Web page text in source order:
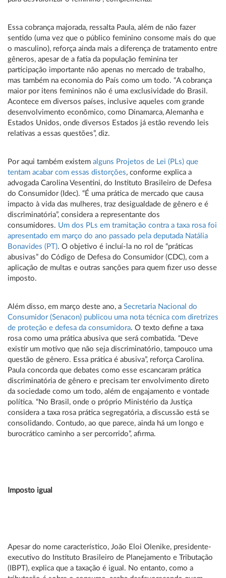
Essa cobrança majorada, ressalta Paula, além de não fazer
sentido (uma vez que o público feminino consome mais do que
o masculino), reforça ainda mais a diferença de tratamento entre
gêneros, apesar de a fatia da população feminina ter
participação importante não apenas no mercado de trabalho,
mas também na economia do País como um todo. “A cobrança
maior por itens femininos não é uma exclusividade do Brasil.
Acontece em diversos países, inclusive aqueles com grande
desenvolvimento econômico, como Dinamarca, Alemanha e
Estados Unidos, onde diversos Estados já estão revendo leis
relativas a essas questões”, diz.
Por aqui também existem alguns Projetos de Lei (PLs) que
tentam acabar com essas distorções, conforme explica a
advogada Carolina Vesentini, do Instituto Brasileiro de Defesa
do Consumidor (Idec). “É uma prática de mercado que causa
impacto à vida das mulheres, traz desigualdade de gênero e é
discriminatória”, considera a representante dos
consumidores. Um dos PLs em tramitação contra a taxa rosa foi
apresentado em março do ano passado pela deputada Natália
Bonavides (PT). O objetivo é incluí-la no rol de “práticas
abusivas” do Código de Defesa do Consumidor (CDC), com a
aplicação de multas e outras sanções para quem fizer uso desse
imposto.
Além disso, em março deste ano, a Secretaria Nacional do
Consumidor (Senacon) publicou uma nota técnica com diretrizes
de proteção e defesa da consumidora. O texto define a taxa
rosa como uma prática abusiva que será combatida. “Deve
existir um motivo que não seja discriminatório, tampouco uma
questão de gênero. Essa prática é abusiva”, reforça Carolina.
Paula concorda que debates como esse escancaram prática
discriminatória de gênero e precisam ter envolvimento direto
da sociedade como um todo, além de engajamento e vontade
política. “No Brasil, onde o próprio Ministério da Justiça
considera a taxa rosa prática segregatória, a discussão está se
consolidando. Contudo, ao que parece, ainda há um longo e
burocrático caminho a ser percorrido”, afirma.
Imposto igual
Apesar do nome característico, João Eloi Olenike, presidente-
executivo do Instituto Brasileiro de Planejamento e Tributação
(IBPT), explica que a taxação é igual. No entanto, como a